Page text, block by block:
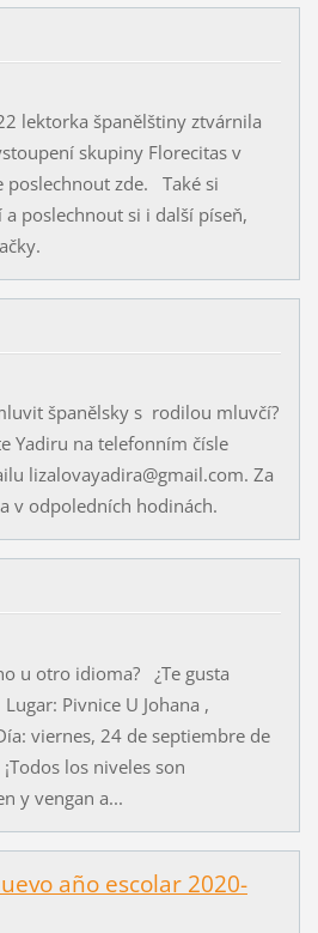
lektorka španělštiny ztvárnila
skupiny Florecitas v
poslechnout zde. Také si
poslechnout si i další píseň,
španělsky s rodilou mluvčí?
Yadiru na telefonním čísle
lizalovayadira@gmail.com. Za
v odpoledních hodinách.
u otro idioma? ¿Te gusta
Pivnice U Johana ,
viernes, 24 de septiembre de
los niveles son
y vengan a...
año escolar 2020-